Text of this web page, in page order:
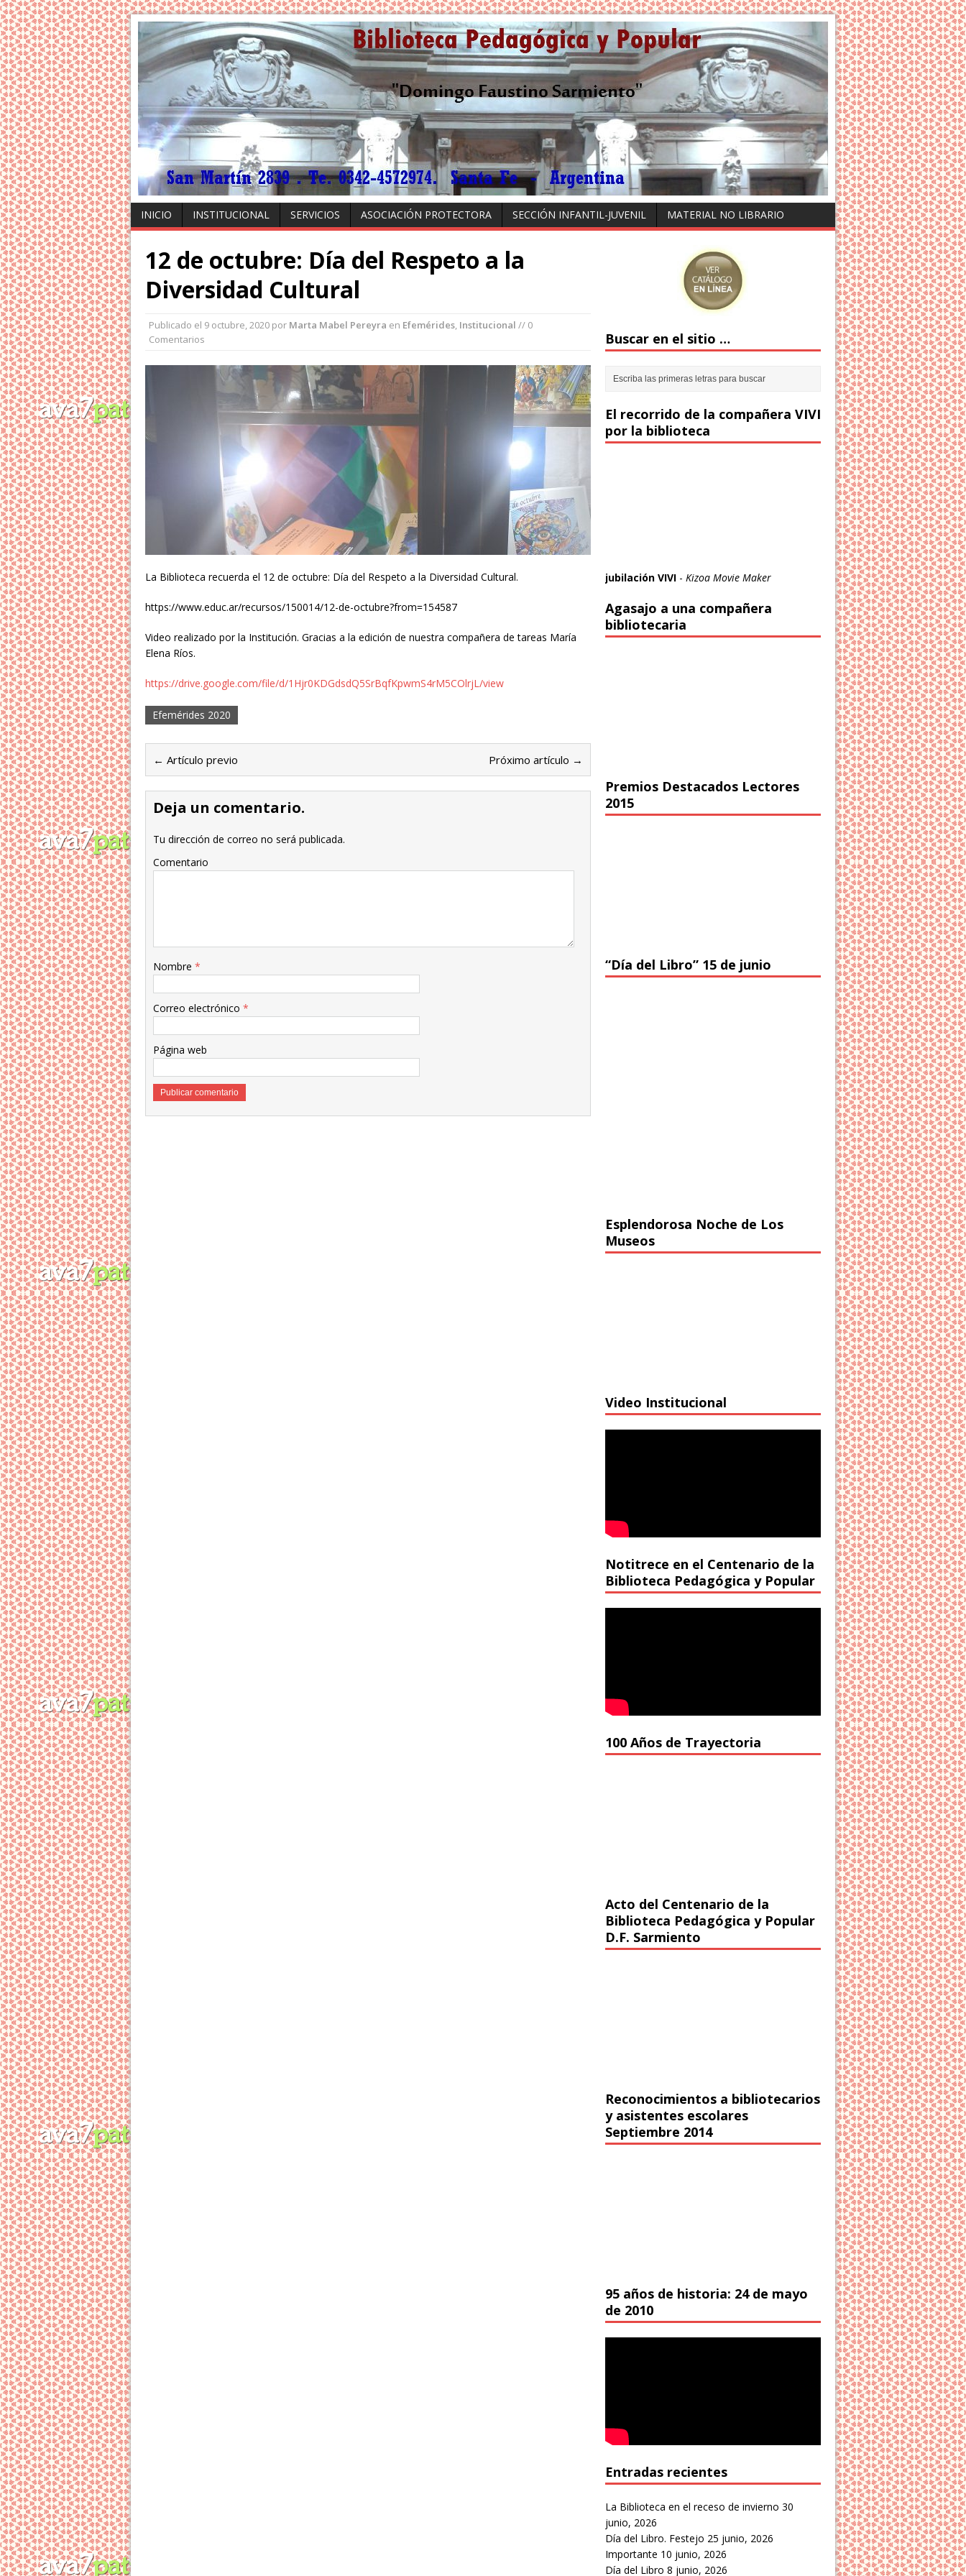
INICIO INSTITUCIONAL SERVICIOS ASOCIACIÓN PROTECTORA SECCIÓN INFANTIL-JUVENIL MATERIAL NO LIBRARIO
12 de octubre: Día del Respeto a la
Diversidad Cultural
Publicado el 9 octubre, 2020 por Marta Mabel Pereyra en Efemérides, Institucional // 0
Comentarios
La Biblioteca recuerda el 12 de octubre: Día del Respeto a la Diversidad Cultural.
https://www.educ.ar/recursos/150014/12-de-octubre?from=154587
Video realizado por la Institución. Gracias a la edición de nuestra compañera de tareas María
Elena Ríos.
https://drive.google.com/file/d/1Hjr0KDGdsdQ5SrBqfKpwmS4rM5COlrjL/view
Efemérides 2020
← Artículo previo Próximo artículo →
Deja un comentario.
Tu dirección de correo no será publicada.
Comentario
Nombre *
Correo electrónico *
Página web
Buscar en el sitio …
El recorrido de la compañera VIVI
por la biblioteca
jubilación VIVI - Kizoa Movie Maker
Agasajo a una compañera
bibliotecaria
Premios Destacados Lectores
2015
“Día del Libro” 15 de junio
Esplendorosa Noche de Los
Museos
Video Institucional
Notitrece en el Centenario de la
Biblioteca Pedagógica y Popular
100 Años de Trayectoria
Acto del Centenario de la
Biblioteca Pedagógica y Popular
D.F. Sarmiento
Reconocimientos a bibliotecarios
y asistentes escolares
Septiembre 2014
95 años de historia: 24 de mayo
de 2010
Entradas recientes
La Biblioteca en el receso de invierno 30
junio, 2026
Día del Libro. Festejo 25 junio, 2026
Importante 10 junio, 2026
Día del Libro 8 junio, 2026